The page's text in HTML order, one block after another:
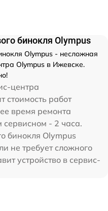
бинокля Olympus
Olympus - несложная
Olympus в Ижевске.
центра
стоимость работ
время ремонта
сервисном - 2 часа.
бинокля Olympus
не требует сложного
устройство в сервис-